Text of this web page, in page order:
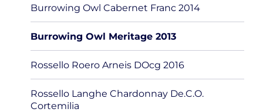
Burrowing Owl Cabernet Franc 2014
Burrowing Owl Meritage 2013
Rossello Roero Arneis DOcg 2016
Rossello Langhe Chardonnay De.C.O.
Cortemilia